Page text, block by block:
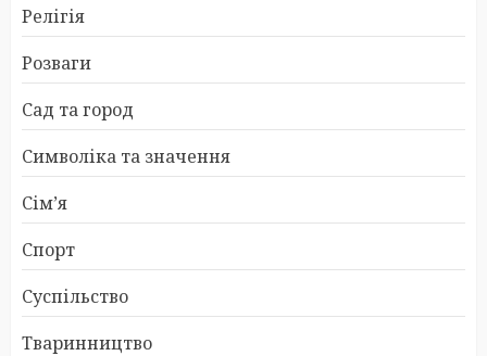
Релігія
Розваги
Сад та город
Символіка та значення
Сім’я
Спорт
Суспільство
Тваринництво